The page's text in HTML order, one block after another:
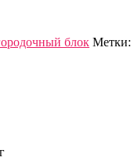
блок Метки: